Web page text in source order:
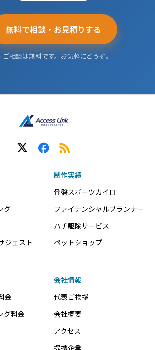
無料で相談・お見積りする
相談は無料です。お気軽にどうぞ。
グ
ジェスト
制作実績
骨盤スポーツカイロ
ファイナンシャルプランナー
ハチ駆除サービス
ペットショップ
金
グ料金
会社情報
代表ご挨拶
会社概要
アクセス
提携企業